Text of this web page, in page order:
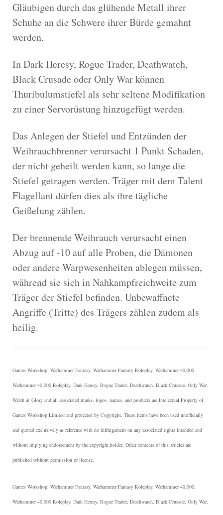
Gläubigen durch das glühende Metall ihrer
Schuhe an die Schwere ihrer Bürde gemahnt
werden.
In Dark Heresy, Rogue Trader, Deathwatch,
Black Crusade oder Only War können
Thuribulumstiefel als sehr seltene Modifikation
zu einer Servorüstung hinzugefügt werden.
Das Anlegen der Stiefel und Entzünden der
Weihrauchbrenner verursacht 1 Punkt Schaden,
der nicht geheilt werden kann, so lange die
Stiefel getragen werden. Träger mit dem Talent
Flagellant dürfen dies als ihre tägliche
Geißelung zählen.
Der brennende Weihrauch verursacht einen
Abzug auf -10 auf alle Proben, die Dämonen
oder andere Warpwesenheiten ablegen müssen,
während sie sich in Nahkampfreichweite zum
Träger der Stiefel befinden. Unbewaffnete
Angriffe (Tritte) des Trägers zählen zudem als
heilig.
Games Workshop, Warhammer Fantasy, Warhammer Fantasy Roleplay, Warhammer 40,000,
Warhammer 40,000 Roleplay, Dark Heresy, Rogue Trader, Deathwatch, Black Crusade, Only War,
Wrath & Glory and all associated marks, logos, names, and products are Intelectual Property of
Games Workshop Limited and protected by Copyright. These items have been used unofficially
and quoted exclusively as reference with no infringement on any associated rights intended and
without implying endorsement by the copyright holder. Other contents of this articles are
published without permission or license.
Games Workshop, Warhammer Fantasy, Warhammer Fantasy Roleplay, Warhammer 40,000,
Warhammer 40,000 Roleplay, Dark Heresy, Rogue Trader, Deathwatch, Black Crusade, Only War,